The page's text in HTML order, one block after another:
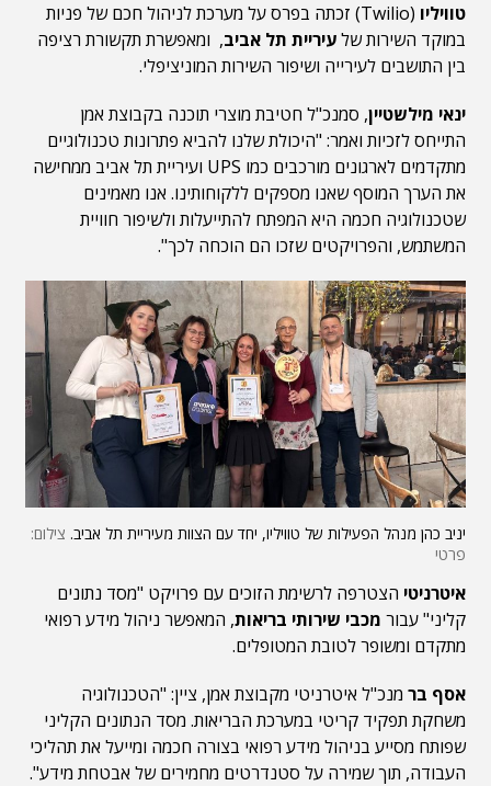
טוויליו
(Twilio) זכתה בפרס על מערכת לניהול חכם של פניות
במוקד השירות שלעיריית תל אביב, ומאפשרת תקשורת רציפה
בין התושבים לעירייה ושיפור השירות המוניציפלי.
ינאי מילשטיין, סמנכ"ל חטיבת מוצרי תוכנה בקבוצת אמן
התייחס לזכיות ואמר: "היכולת שלנו להביא פתרונות טכנולוגיים
מתקדמים לארגונים מורכבים כמו UPS ועיריית תל אביב ממחישה
את הערך המוסף שאנו מספקים ללקוחותינו. אנו מאמינים
שטכנולוגיה חכמה היא המפתח להתייעלות ולשיפור חוויית
המשתמש, והפרויקטים שזכו הם הוכחה לכך".
יניב כהן מנהל הפעילות של טוויליו, יחד עם הצוות מעיריית תל אביב. צילום:
פרטי
איטרניטי הצטרפה לרשימת הזוכים עם פרויקט "מסד נתונים
קליני" עבור מכבי שירותי בריאות, המאפשר ניהול מידע רפואי
מתקדם ומשופר לטובת המטופלים.
אסף בר מנכ"ל איטרניטי מקבוצת אמן, ציין: "הטכנולוגיה
משחקת תפקיד קריטי במערכת הבריאות. מסד הנתונים הקליני
שפותח מסייע בניהול מידע רפואי בצורה חכמה ומייעל את תהליכי
העבודה, תוך שמירה על סטנדרטים מחמירים של אבטחת מידע".